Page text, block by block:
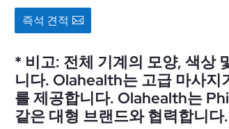
즉석 견적
* 비고: 전체 기계의 모양, 색상
니다. Olahealth는 고급 마사지
를 제공합니다. Olahealth는
같은 대형 브랜드와 협력합니다.